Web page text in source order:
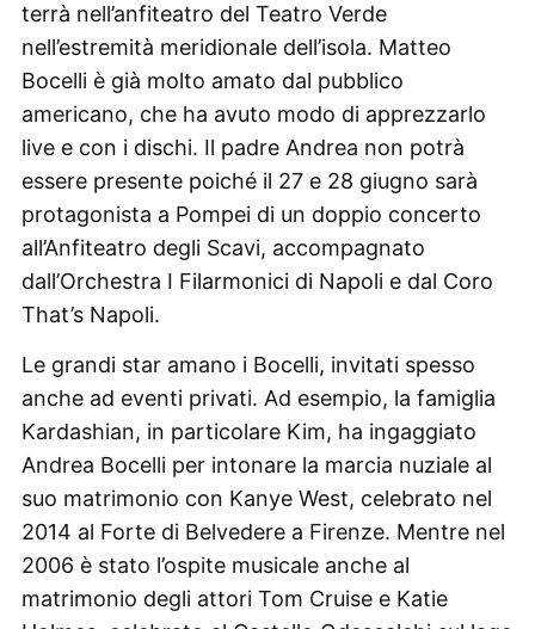
terrà nell’anfiteatro del Teatro Verde
nell’estremità meridionale dell’isola. Matteo
Bocelli è già molto amato dal pubblico
americano, che ha avuto modo di apprezzarlo
live e con i dischi. Il padre Andrea non potrà
essere presente poiché il 27 e 28 giugno sarà
protagonista a Pompei di un doppio concerto
all’Anfiteatro degli Scavi, accompagnato
dall’Orchestra I Filarmonici di Napoli e dal Coro
That’s Napoli.
Le grandi star amano i Bocelli, invitati spesso
anche ad eventi privati. Ad esempio, la famiglia
Kardashian, in particolare Kim, ha ingaggiato
Andrea Bocelli per intonare la marcia nuziale al
suo matrimonio con Kanye West, celebrato nel
2014 al Forte di Belvedere a Firenze. Mentre nel
2006 è stato l’ospite musicale anche al
matrimonio degli attori Tom Cruise e Katie